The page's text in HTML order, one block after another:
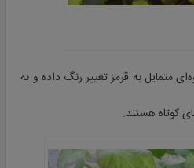
متمایل به قرمز تغییر رنگ داده و به